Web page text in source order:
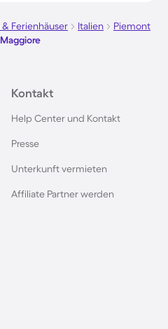
Ferienhäuser Italien
Piemont
Kontakt
Help Center und Kontakt
Presse
Unterkunft vermieten
Affiliate Partner werden